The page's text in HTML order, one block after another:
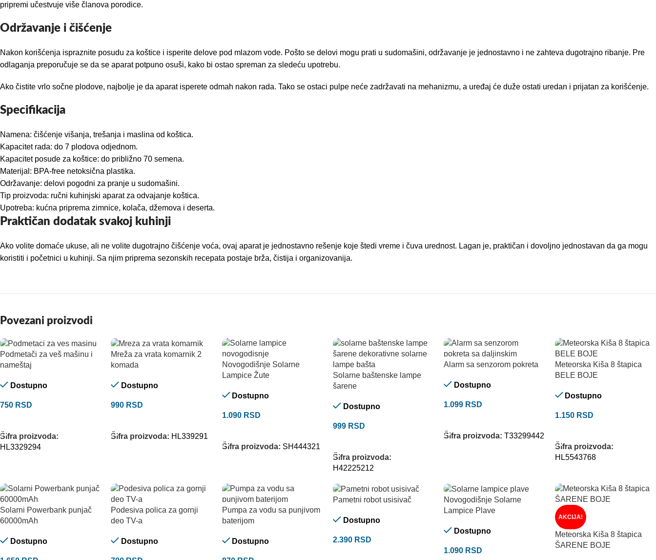
pripremi učestvuje više članova porodice.
Održavanje i čišćenje
Nakon korišćenja ispraznite posudu za koštice i isperite delove pod mlazom vode. Pošto se delovi mogu prati u sudomašini, održavanje je jednostavno i ne zahteva dugotrajno ribanje. Pre
odlaganja preporučuje se da se aparat potpuno osuši, kako bi ostao spreman za sledeću upotrebu.
Ako čistite vrlo sočne plodove, najbolje je da aparat isperete odmah nakon rada. Tako se ostaci pulpe neće zadržavati na mehanizmu, a uređaj će duže ostati uredan i prijatan za korišćenje.
Specifikacija
Namena: čišćenje višanja, trešanja i maslina od koštica.
Kapacitet rada: do 7 plodova odjednom.
Kapacitet posude za koštice: do približno 70 semena.
Materijal: BPA-free netoksična plastika.
Održavanje: delovi pogodni za pranje u sudomašini.
Tip proizvoda: ručni kuhinjski aparat za odvajanje koštica.
Upotreba: kućna priprema zimnice, kolača, džemova i deserta.
Praktičan dodatak svakoj kuhinji
Ako volite domaće ukuse, ali ne volite dugotrajno čišćenje voća, ovaj aparat je jednostavno rešenje koje štedi vreme i čuva urednost. Lagan je, praktičan i dovoljno jednostavan da ga mogu
koristiti i početnici u kuhinji. Sa njim priprema sezonskih recepata postaje brža, čistija i organizovanija.
Povezani proizvodi
Podmetači za veš mašinu i
nameštaj
Dostupno
750 RSD
Šifra proizvoda:
HL3329294
Mreža za vrata komarnik 2
komada
Dostupno
990 RSD
Šifra proizvoda: HL339291
Novogodišnje Solarne
Lampice Žute
Dostupno
1.090 RSD
Šifra proizvoda: SH444321
Solarne baštenske lampe
šarene
Dostupno
999 RSD
Šifra proizvoda:
H42225212
Alarm sa senzorom pokreta
Dostupno
1.099 RSD
Šifra proizvoda:T33299442
Meteorska Kiša 8 štapica
BELE BOJE
Dostupno
1.150 RSD
Šifra proizvoda:
HL5543768
Solarni Powerbank punjač
60000mAh
Dostupno
Podesiva polica za gornji
deo TV-a
Dostupno
Pumpa za vodu sa punjivom
baterijom
Dostupno
Pametni robot usisivač
Dostupno
2.390 RSD
Novogodišnje Solarne
Lampice Plave
Dostupno
1.090 RSD
AKCIJA!
Meteorska Kiša 8 štapica
ŠARENE BOJE